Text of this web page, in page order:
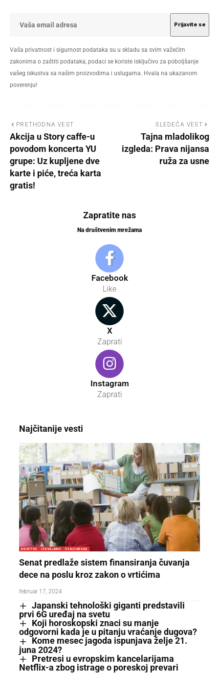
Vaša privatnost i sigurnost podataka su u skladu sa svim važećim
zakonima o zaštiti podataka, podaci se koriste isključivo za poboljšanje
vašeg iskustva sa našim proizvodima i uslugama. Hvala na ukazanom
poverenju!
PRETHODNA VEST
Akcija u Story caffe-u
povodom koncerta YU
grupe: Uz kupljene dve
karte i piće, treća karta
gratis!
SLEDEĆA VEST
Tajna mladolikog
izgleda: Prava nijansa
ruža za usne
Zapratite nas
Na društvenim mrežama
Facebook
Like
X
Zaprati
Instagram
Zaprati
Najčitanije vesti
DRUŠTVO IZDVAJAMO ŠVAJCARSKA
Senat predlaže sistem finansiranja čuvanja
dece na poslu kroz zakon o vrtićima
februar 17, 2024
Japanski tehnološki giganti predstavili
prvi 6G uređaj na svetu
Koji horoskopski znaci su manje
odgovorni kada je u pitanju vraćanje dugova?
Kome mesec jagoda ispunjava želje 21.
juna 2024?
Pretresi u evropskim kancelarijama
Netflix-a zbog istrage o poreskoj prevari